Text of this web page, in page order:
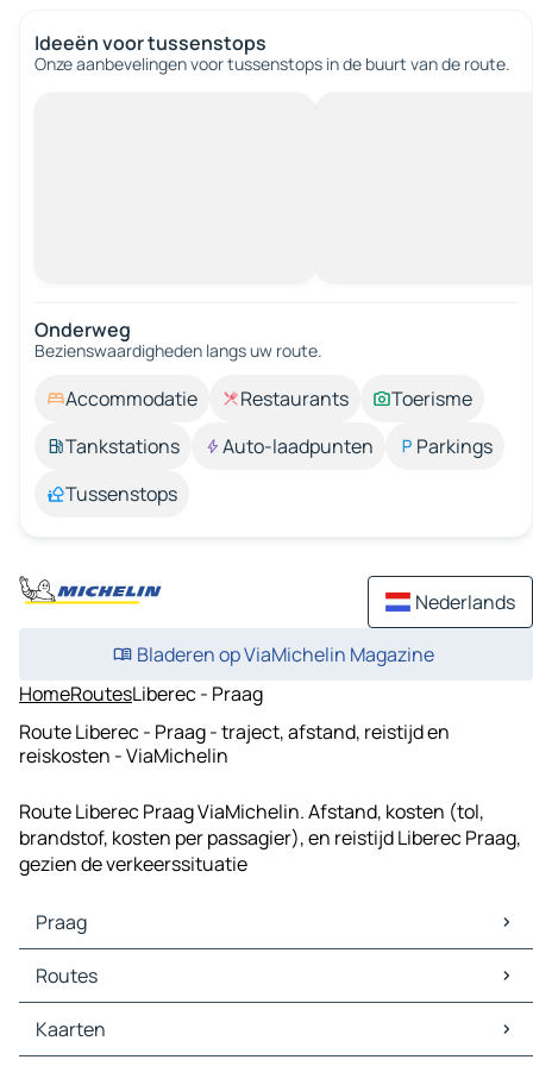
Ideeën voor tussenstops
Onze aanbevelingen voor tussenstops in de buurt van de route.
Onderweg
Bezienswaardigheden langs uw route.
Accommodatie Restaurants
Toerisme
Tankstations
Auto-laadpunten
Parkings
Tussenstops
Nederlands
Bladeren op ViaMichelin Magazine
HomeRoutesLiberec - Praag
Route Liberec - Praag - traject, afstand, reistijd en
reiskosten - ViaMichelin
Route Liberec Praag ViaMichelin. Afstand, kosten (tol,
brandstof, kosten per passagier), en reistijd Liberec Praag,
gezien de verkeerssituatie
Praag
Praag Kaarten
Praag Verkeer
Praag Hotels
Praag Restaurants
Routes
Routes Praag - Dresden
Routes Praag - Leipzig
Kaarten